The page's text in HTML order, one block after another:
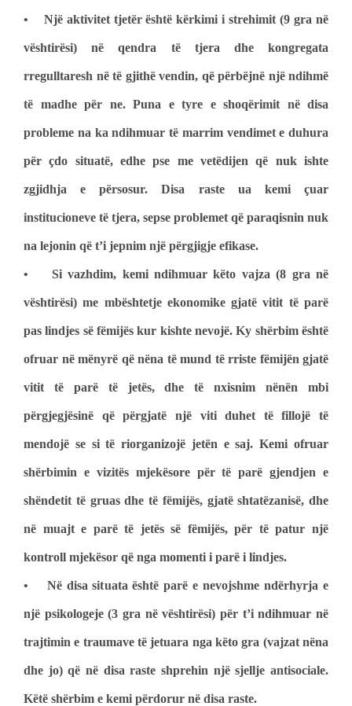
• Një aktivitet tjetër është kërkimi i strehimit (9 gra në
vështirësi) në qendra të tjera dhe kongregata
rregulltaresh në të gjithë vendin, që përbëjnë një ndihmë
të madhe për ne. Puna e tyre e shoqërimit në disa
probleme na ka ndihmuar të marrim vendimet e duhura
për çdo situatë, edhe pse me vetëdijen që nuk ishte
zgjidhja e përsosur. Disa raste ua kemi çuar
institucioneve të tjera, sepse problemet që paraqisnin nuk
na lejonin që t’i jepnim një përgjigje efikase.
• Si vazhdim, kemi ndihmuar këto vajza (8 gra në
vështirësi) me mbështetje ekonomike gjatë vitit të parë
pas lindjes së fëmijës kur kishte nevojë. Ky shërbim është
ofruar në mënyrë që nëna të mund të rriste fëmijën gjatë
vitit të parë të jetës, dhe të nxisnim nënën mbi
përgjegjësinë që përgjatë një viti duhet të fillojë të
mendojë se si të riorganizojë jetën e saj. Kemi ofruar
shërbimin e vizitës mjekësore për të parë gjendjen e
shëndetit të gruas dhe të fëmijës, gjatë shtatëzanisë, dhe
në muajt e parë të jetës së fëmijës, për të patur një
kontroll mjekësor që nga momenti i parë i lindjes.
• Në disa situata është parë e nevojshme ndërhyrja e
një psikologeje (3 gra në vështirësi) për t’i ndihmuar në
trajtimin e traumave të jetuara nga këto gra (vajzat nëna
dhe jo) që në disa raste shprehin një sjellje antisociale.
Këtë shërbim e kemi përdorur në disa raste.